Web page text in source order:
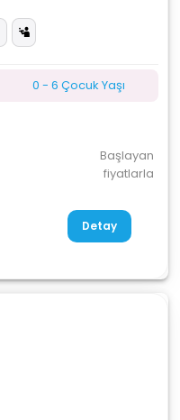
0 - 6 Çocuk Yaşı
Başlayan
fiyatlarla
Detay